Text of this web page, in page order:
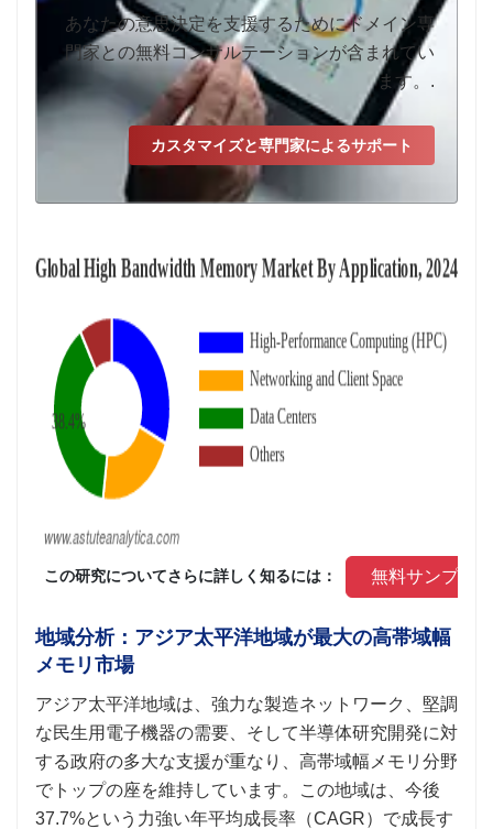
あなたの意思決定を支援するためにドメイン専
門家との無料コンサルテーションが含まれてい
ます。.
カスタマイズと専門家によるサポート
この研究についてさらに詳しく知るには： 無料サンプル
地域分析：アジア太平洋地域が最大の高帯域幅
メモリ市場
アジア太平洋地域は、強力な製造ネットワーク、堅調
な民生用電子機器の需要、そして半導体研究開発に対
する政府の多大な支援が重なり、高帯域幅メモリ分野
でトップの座を維持しています。この地域は、今後
37.7%という力強い年平均成長率（CAGR）で成長す